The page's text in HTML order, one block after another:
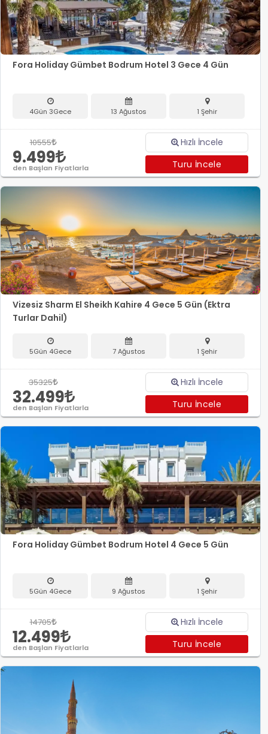
Fora Holiday Gümbet Bodrum Hotel 3 Gece 4 Gün
4Gün 3Gece 13 Ağustos 1 Şehir
10555
9.499
den Başlan Fiyatlarla
Hızlı İncele
Turu İncele
Vizesiz Sharm El Sheikh Kahire 4 Gece 5 Gün (Ektra
Turlar Dahil)
5Gün 4Gece 7 Ağustos 1 Şehir
35325
32.499
den Başlan Fiyatlarla
Hızlı İncele
Turu İncele
Fora Holiday Gümbet Bodrum Hotel 4 Gece 5 Gün
5Gün 4Gece 9 Ağustos 1 Şehir
14705
12.499
den Başlan Fiyatlarla
Hızlı İncele
Turu İncele